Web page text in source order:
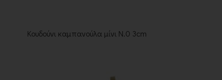
Κουδούνι καμπανούλα μίνι Ν.0 3cm